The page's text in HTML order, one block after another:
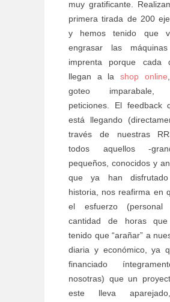
muy gratificante.
primera tirada de 200
y hemos tenido que
engrasar las
imprenta porque cada
llegan a la shop online
goteo imparabale,
peticiones. El feedback
está llegando
través de nuestras
todos aquellos -
pequeños, conocidos y
que ya han
historia, nos reafirma en
el esfuerzo
cantidad de horas que
tenido que “arañar” a
diaria y económico, ya
financiado
nosotras) que un
este lleva